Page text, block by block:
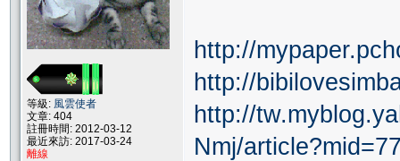
等級: 風雲使者
文章: 404
註冊時間: 2012-03-12
最近來訪: 2017-03-24
離線
http://
http://
http://
Nmj/